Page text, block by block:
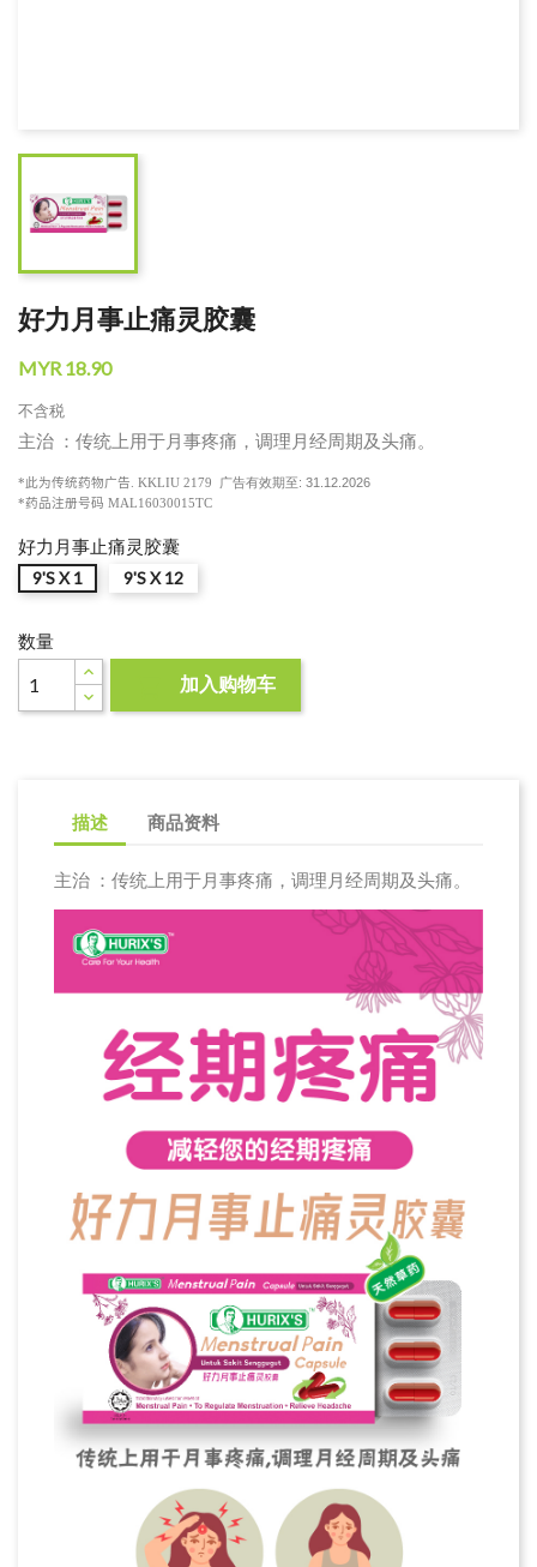
好力月事止痛灵胶囊
MYR 18.90
不含税
主治 ：传统上用于月事疼痛，调理月经周期及头痛。
*此为传统药物广告 . KKLIU 2179 广告有效期至: 31.12.2026
*药品注册号码 MAL16030015TC
好力月事止痛灵胶囊
9'S X 1 9'S X 12
数量
加入购物车
描述 商品资料
主治 ：传统上用于月事疼痛，调理月经周期及头痛。